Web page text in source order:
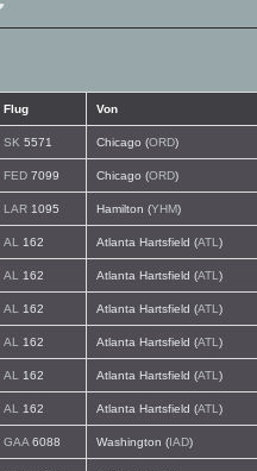
Flug Von
SK 5571 Chicago (ORD)
FED 7099 Chicago (ORD)
LAR 1095 Hamilton (YHM)
AL 162 Atlanta Hartsfield (ATL )
AL 162 Atlanta Hartsfield (ATL )
AL 162 Atlanta Hartsfield (ATL )
AL 162 Atlanta Hartsfield (ATL )
AL 162 Atlanta Hartsfield (ATL )
AL 162 Atlanta Hartsfield (ATL )
GAA 6088 Washington (IAD)